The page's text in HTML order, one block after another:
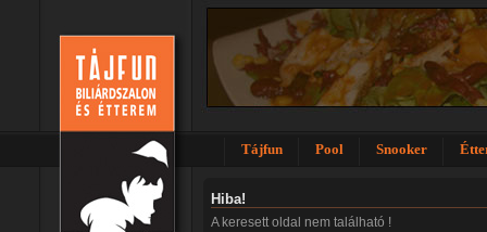
Tájfun Pool Snooker
Hiba!
A keresett oldal nem található !